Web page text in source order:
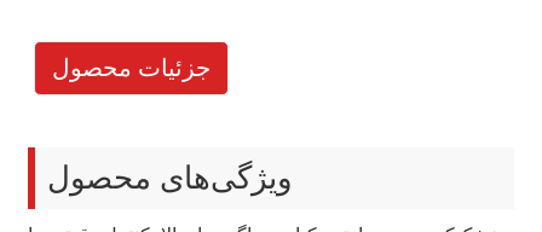
جزئیات محصول
ویژگی‌های محصول